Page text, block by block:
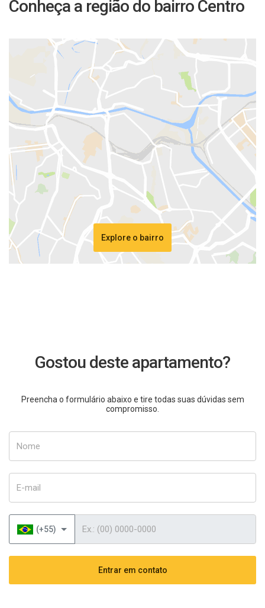
Conheça a região do bairro Centro
Explore o bairro
Gostou deste apartamento?
Preencha o formulário abaixo e tire todas suas dúvidas sem
compromisso.
(+55)
Entrar em contato